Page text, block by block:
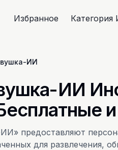
Избранное Категория
ИИ
ИИ
предоставляют
для развлечения,